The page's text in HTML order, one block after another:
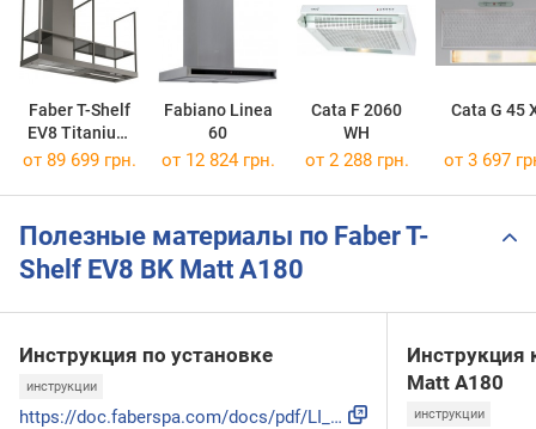
Faber T-Shelf
EV8 Titanium
Matt A180
Fabiano Linea
60
Cata F 2060
WH
Cata G 45
от 89 699 грн. от 12 824 грн. от 2 288 грн. от 3 697
Полезные материалы по Faber T-
Shelf EV8 BK Matt A180
Инструкция по установке
инструкции
https://doc.faberspa.com/docs/pdf/LI_991.0615.320.pdf
Инструкция
Matt A180
инструкции